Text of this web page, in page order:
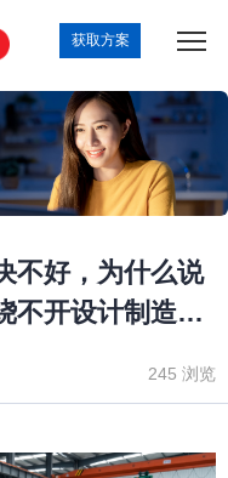
获取方案
不好，为什么说
不开设计制造一
245 浏览